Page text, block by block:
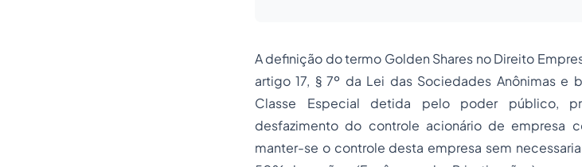
A definição do termo Golden Shares no Direito
artigo 17, § 7º da Lei das Sociedades Anônimas e
Classe Especial detida pelo poder público,
desfazimento do controle acionário de empresa
manter-se o controle desta empresa sem